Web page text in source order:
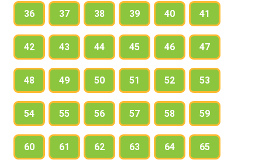
36 37 38 39 40 41
42 43 44 45 46 47
48 49 50 51 52 53
54 55 56 57 58 59
60 61 62 63 64 65